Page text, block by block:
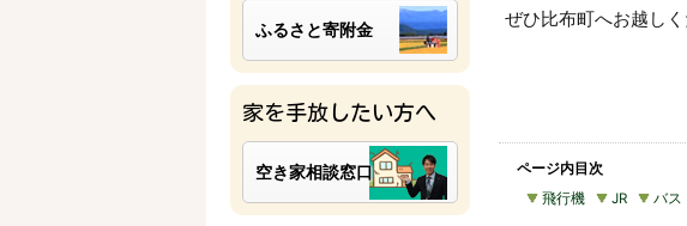
ぜひ比布町へお越しく
ページ内目次
飛行機
JR バス
ふるさと寄附金
家を手放したい方へ
空き家相談窓口